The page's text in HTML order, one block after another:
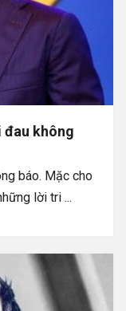
đau không
báo. Mặc cho
lời tri ...